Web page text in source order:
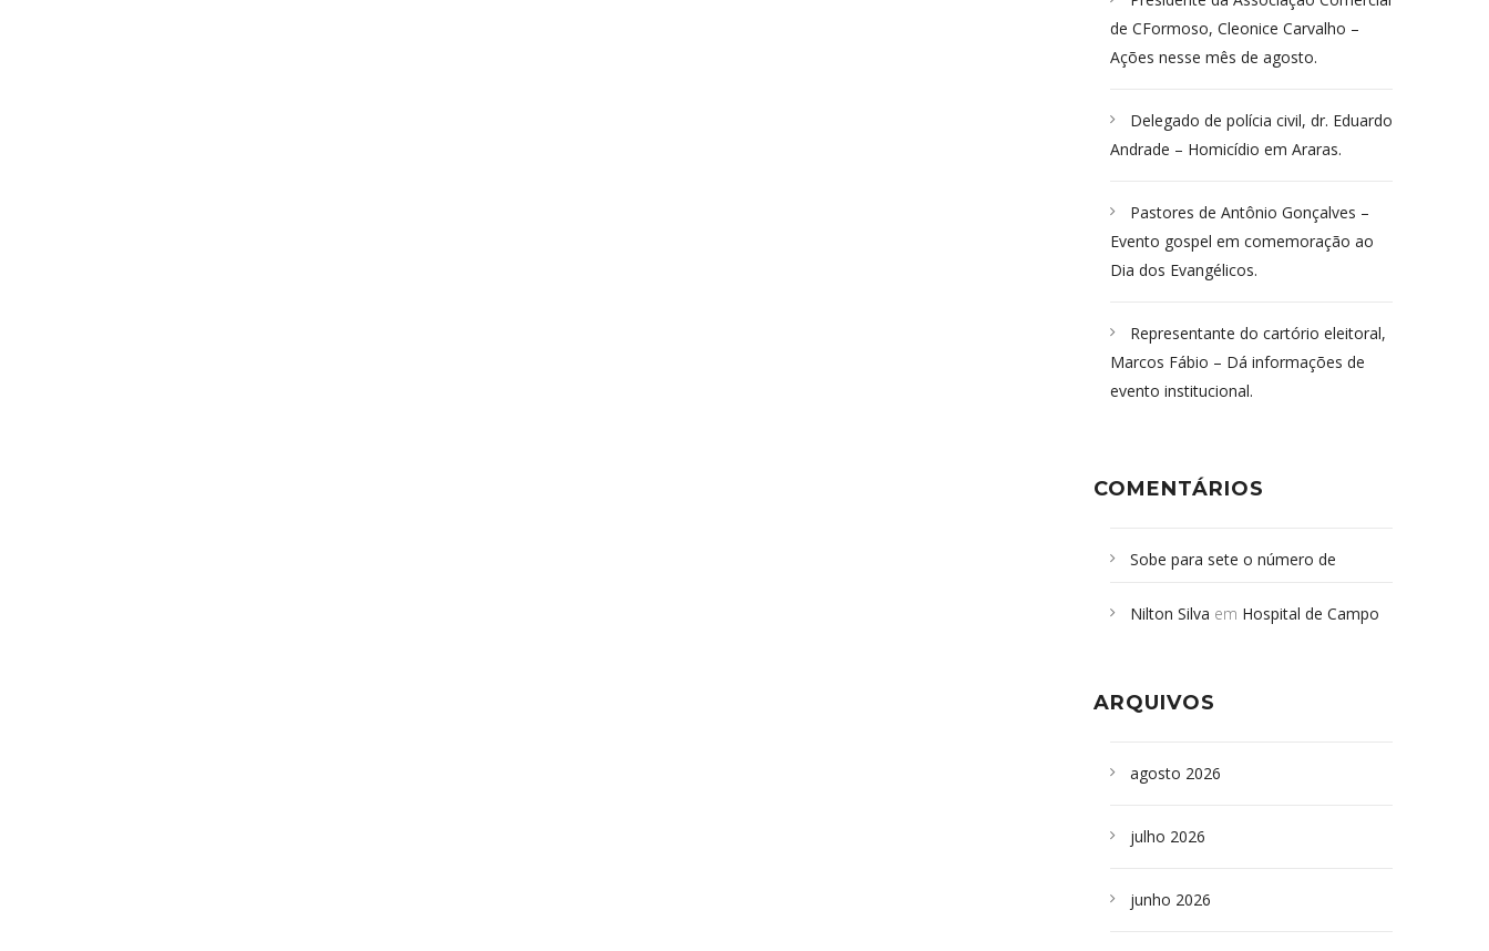
de CFormoso, Cleonice Carvalho –
Ações nesse mês de agosto.
Delegado de polícia civil, dr. Eduardo
Andrade – Homicídio em Araras.
Pastores de Antônio Gonçalves –
Evento gospel em comemoração ao
Dia dos Evangélicos.
Representante do cartório eleitoral,
Marcos Fábio – Dá informações de
evento institucional.
COMENTÁRIOS
Sobe para sete o número de
desabamento em São Paulo - Revista
sepultados em SP
Nilton Silva em Hospital de Campo
ARQUIVOS
agosto 2026
julho 2026
junho 2026